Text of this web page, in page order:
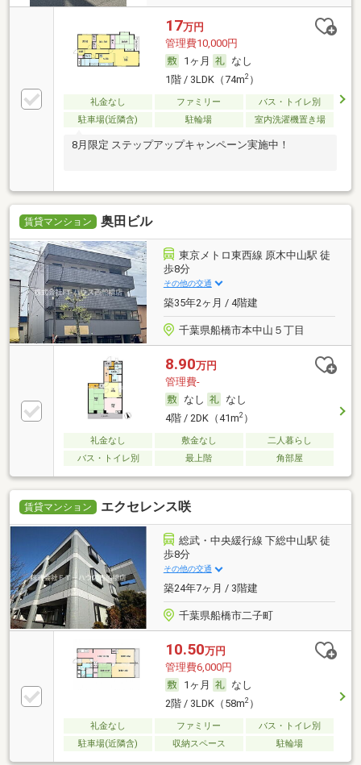
17万円
管理費10,000円
1ヶ月
なし
1階 / 3LDK（74m2）
礼金なし ファミリー
バス・トイレ別
駐車場(近隣含)
駐輪場 室内洗濯機置き場
8月限定 ステップアップキャンペーン実施中！
賃貸マンション 奥田ビル
東京メトロ東西線 原木中山駅 徒
歩8分
その他の交通
築35年2ヶ月 / 4階建
千葉県船橋市本中山５丁目
8.90万円
管理費-
なし
なし
4階 / 2DK（41m2）
礼金なし 敷金なし
二人暮らし
バス・トイレ別
最上階 角部屋
賃貸マンション エクセレンス咲
総武・中央緩行線 下総中山駅 徒
歩8分
その他の交通
築24年7ヶ月 / 3階建
千葉県船橋市二子町
10.50万円
管理費6,000円
1ヶ月
なし
2階 / 3LDK（58m2）
礼金なし ファミリー
バス・トイレ別
駐車場(近隣含)
収納スペース 駐輪場